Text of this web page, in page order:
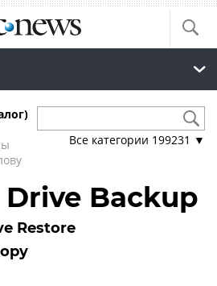
Все категории 199231 ▼
Backup
Restore